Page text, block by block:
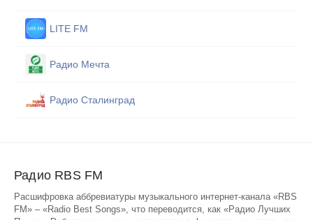
LITE FM
Радио Мечта
Радио Сталинград
Радио RBS FM
Расшифровка аббревиатуры музыкального интернет-канала «RBS
FM» – «Radio Best Songs», что переводится, как «Радио Лучших